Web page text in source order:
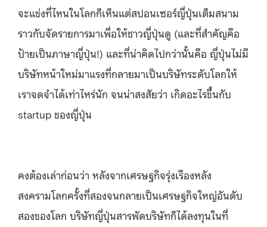
จะแข่งที่ไหนในโลกก็เห็นแต่สปอนเซอร์ญี่ปุ่นเต็มสนาม
ราวกับจัดรายการมาเพื่อให้ชาวญี่ปุ่นดู (และที่สำคัญคือ
ป้ายเป็นภาษาญี่ปุ่น!) และที่น่าคิดไปกว่านั้นคือ ญี่ปุ่นไม่มี
บริษัทหน้าใหม่มาแรงที่กลายมาเป็นบริษัทระดับโลกให้
เราจดจำได้เท่าไหร่นัก จนน่าสงสัยว่า เกิดอะไรขึ้นกับ
startup ของญี่ปุ่น
คงต้องเล่าก่อนว่า หลังจากเศรษฐกิจรุ่งเรืองหลัง
สงครามโลกครั้งที่สองจนกลายเป็นเศรษฐกิจใหญ่อันดับ
สองของโลก บริษัทญี่ปุ่นสารพัดบริษัทก็ได้ลงทุนในที่